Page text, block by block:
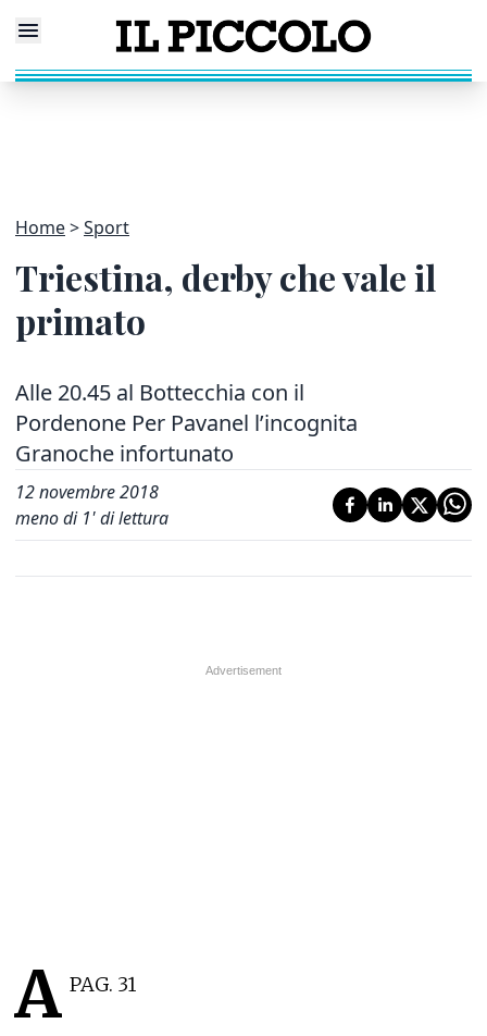
Home Sport
Triestina, derby che vale il
primato
Alle 20.45 al Bottecchia con il
Pordenone Per Pavanel l’incognita
Granoche infortunato
12 novembre 2018
meno di 1' di lettura
A PAG. 31